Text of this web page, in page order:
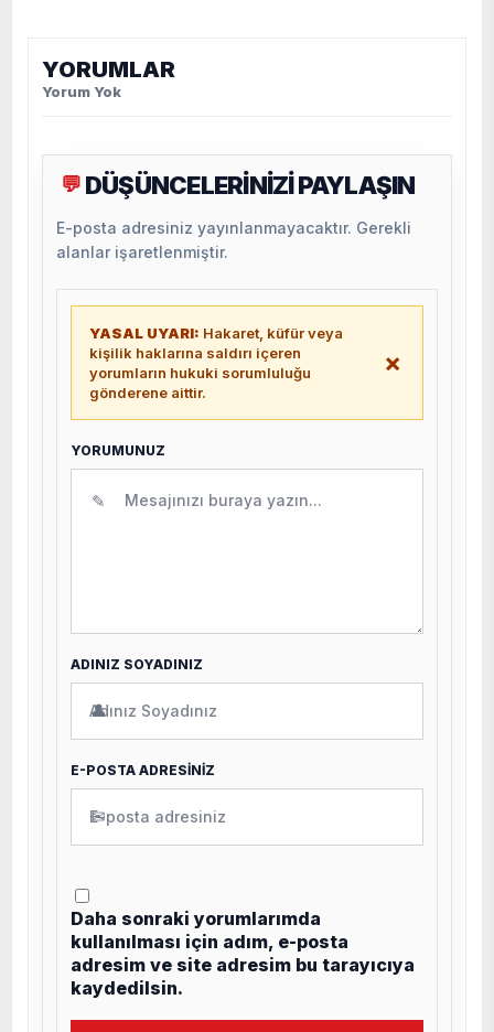
YORUMLAR
Yorum Yok
💬 DÜŞÜNCELERİNİZİ PAYLAŞIN
E-posta adresiniz yayınlanmayacaktır. Gerekli
alanlar işaretlenmiştir.
YASAL UYARI: Hakaret, küfür veya
kişilik haklarına saldırı içeren
yorumların hukuki sorumluluğu
gönderene aittir.
×
YORUMUNUZ
✎
ADINIZ SOYADINIZ
👤
E-POSTA ADRESİNİZ
✉
Daha sonraki yorumlarımda
kullanılması için adım, e-posta
adresim ve site adresim bu tarayıcıya
kaydedilsin.